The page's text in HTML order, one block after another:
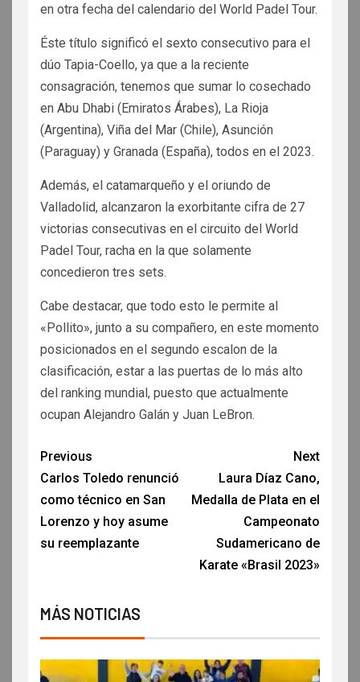
en otra fecha del calendario del World Padel Tour.
Éste título significó el sexto consecutivo para el
dúo Tapia-Coello, ya que a la reciente
consagración, tenemos que sumar lo cosechado
en Abu Dhabi (Emiratos Árabes), La Rioja
(Argentina), Viña del Mar (Chile), Asunción
(Paraguay) y Granada (España), todos en el 2023.
Además, el catamarqueño y el oriundo de
Valladolid, alcanzaron la exorbitante cifra de 27
victorias consecutivas en el circuito del World
Padel Tour, racha en la que solamente
concedieron tres sets.
Cabe destacar, que todo esto le permite al
«Pollito», junto a su compañero, en este momento
posicionados en el segundo escalon de la
clasificación, estar a las puertas de lo más alto
del ranking mundial, puesto que actualmente
ocupan Alejandro Galán y Juan LeBron.
Previous
Carlos Toledo renunció
como técnico en San
Lorenzo y hoy asume
su reemplazante
Next
Laura Díaz Cano,
Medalla de Plata en el
Campeonato
Sudamericano de
Karate «Brasil 2023»
MÁS NOTICIAS